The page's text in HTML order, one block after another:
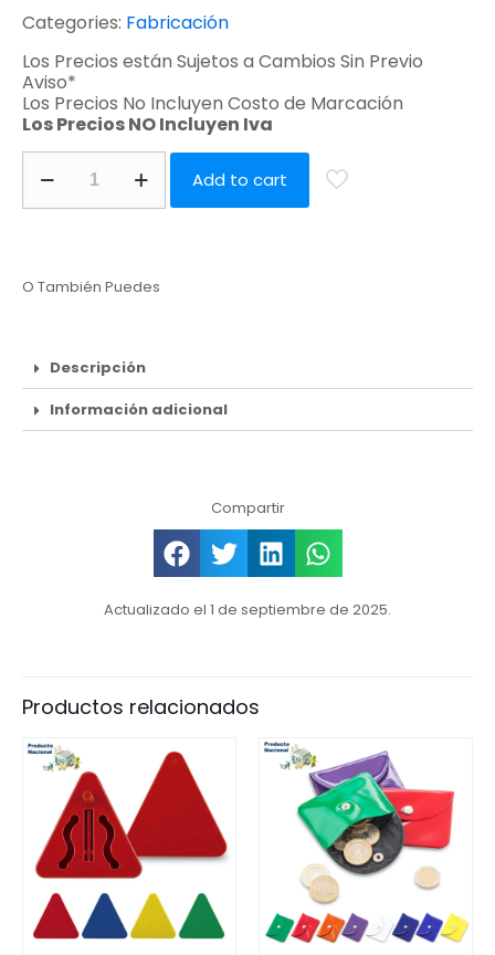
Categories: Fabricación
Los Precios están Sujetos a Cambios Sin Previo
Aviso*
Los Precios No Incluyen Costo de Marcación
Los Precios NO Incluyen Iva
Add to cart
O También Puedes
Descripción
Información adicional
Compartir
Actualizado el 1 de septiembre de 2025.
Productos relacionados